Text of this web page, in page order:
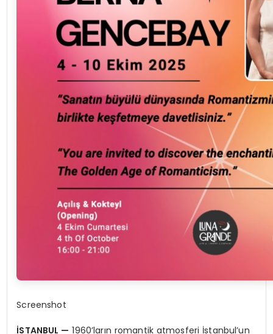
Screenshot
İSTANBUL — 1960’ların romantik atmosferi İstanbul’un